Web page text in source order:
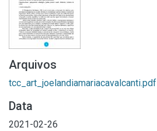
Arquivos
tcc_art_joelandiamariacavalcanti.pdf
Data
2021-02-26